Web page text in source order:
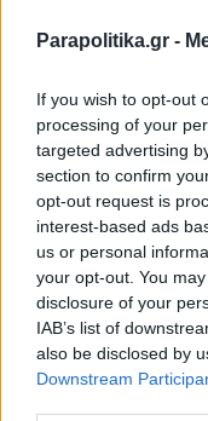
Parapolitika.gr -
If you wish to opt-out
processing of your
targeted advertising
section to confirm
opt-out request is
interest-based ads
us or personal
your opt-out. You
disclosure of your
IAB’s list of
also be disclosed by
Downstream